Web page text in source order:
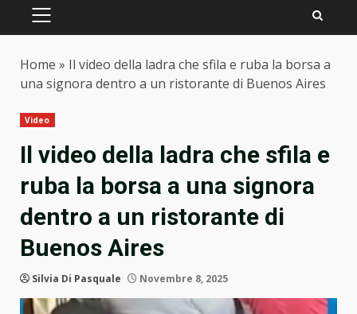
PRIMARY
Home » Il video della ladra che sfila e ruba la borsa a
una signora dentro a un ristorante di Buenos Aires
Video
Il video della ladra che sfila e
ruba la borsa a una signora
dentro a un ristorante di
Buenos Aires
Silvia Di Pasquale Novembre 8, 2025